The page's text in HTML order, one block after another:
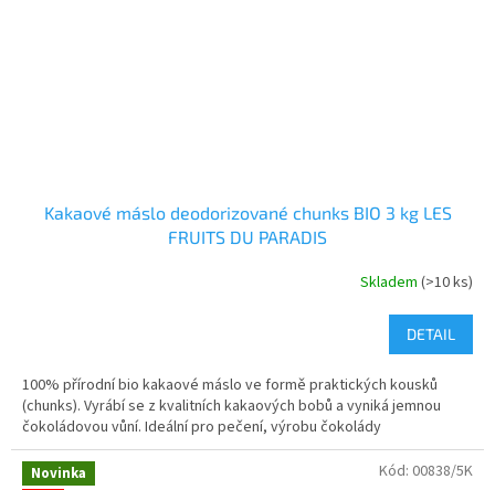
Kakaové máslo deodorizované chunks BIO 3 kg LES
FRUITS DU PARADIS
Skladem (>10 ks)
DETAIL
100% přírodní bio kakaové máslo ve formě praktických kousků
(chunks). Vyrábí se z kvalitních kakaových bobů a vyniká jemnou
čokoládovou vůní. Ideální pro pečení, výrobu čokolády
Novinka
Kód: 00838/5K